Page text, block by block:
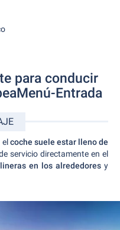
para conducir
Entrada
elcoche suele estar lleno de
servicio directamente en el
en los alrededoresy